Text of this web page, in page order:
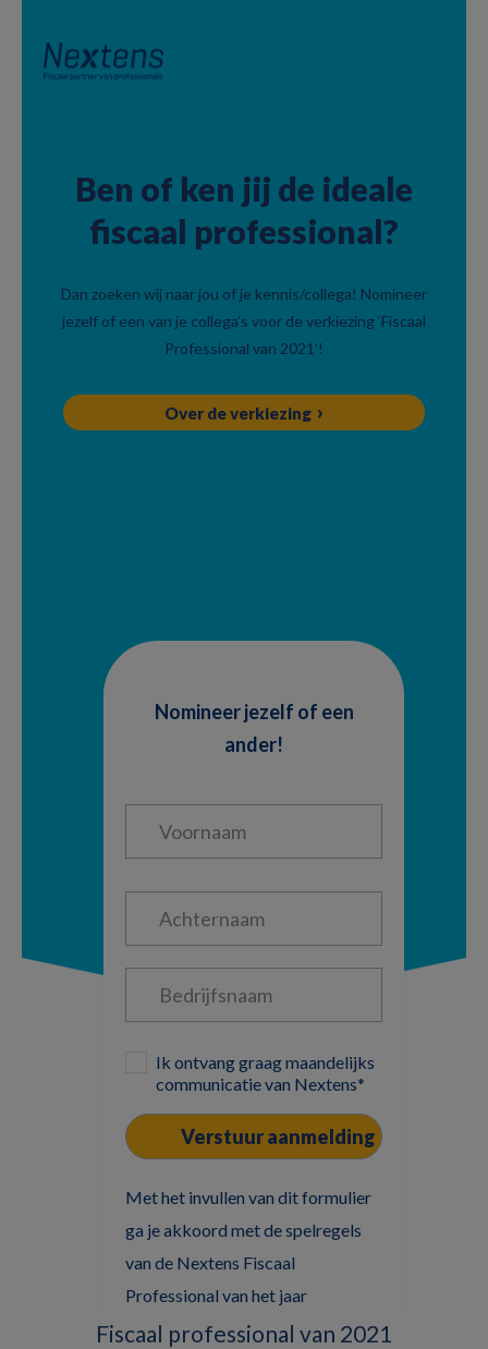
primary
navigation
content
footer
Ben of ken jij de ideale
fiscaal professional?
Dan zoeken wij naar jou of je kennis/collega! Nomineer
jezelf of een van je collega’s voor de verkiezing ‘Fiscaal
Professional van 2021’!
Over de verkiezing
Nomineer jezelf of een
ander!
Ik ontvang graag maandelijks
communicatie van Nextens*
Met het invullen van dit formulier
ga je akkoord met de spelregels
van de Nextens Fiscaal
Professional van het jaar
Fiscaal professional van 2021